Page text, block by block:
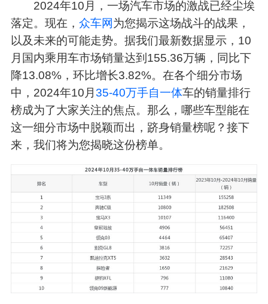
2024年10月，一场汽车市场的激战已经尘埃
落定。现在， 众车网为您揭示这场战斗的战果，
以及未来的可能走势。据我们最新数据显示，10
月国内乘用车市场销量达到155.36万辆，同比下
降13.08%，环比增长3.82%。在各个细分市场
中，2024年10月 35-40万手自一体车的销量排行
榜成为了大家关注的焦点。那么，哪些车型能在
这一细分市场中脱颖而出，跻身销量榜呢？接下
来，我们将为您揭晓这份榜单。